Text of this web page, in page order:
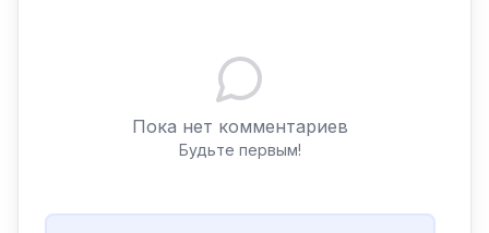
Пока нет комментариев
Будьте первым!